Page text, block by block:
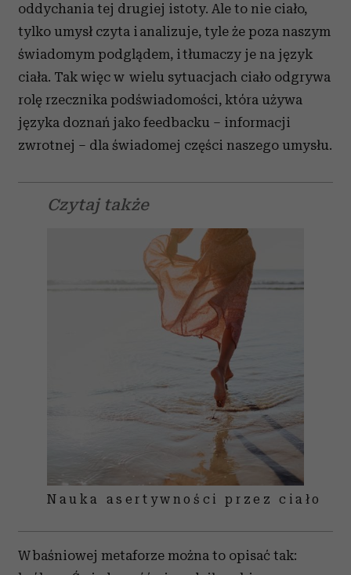
oddychania tej drugiej istoty. Ale to nie ciało,
tylko umysł czyta i analizuje, tyle że poza naszym
świadomym podglądem, i tłumaczy je na język
ciała. Tak więc w wielu sytuacjach ciało odgrywa
rolę rzecznika podświadomości, która używa
języka doznań jako feedbacku – informacji
zwrotnej – dla świadomej części naszego umysłu.
Czytaj także
Nauka asertywności przez ciało
W baśniowej metaforze można to opisać tak: